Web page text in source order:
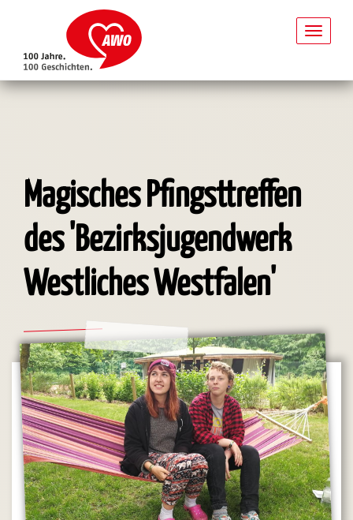
Magisches Pfingsttreffen
des 'Bezirksjugendwerk
Westliches Westfalen'